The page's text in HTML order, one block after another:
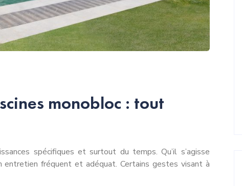
monobloc : tout
spécifiques et surtout du temps. Qu’il s’agisse
entretien fréquent et adéquat. Certains gestes visant à